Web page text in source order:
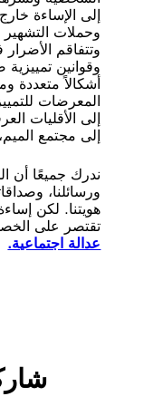
وفد من منظمة
استخدام برمجيات
وقّع أكثر من 100 ألف شخص حول العالم على العريضة.
ما هو
الوقف المؤقت
ويمكن أن يُنظر
التجسس
إلى الإساءة
وحملات التشهير
وتتفاقم
وقوانين تمييزية
أشكالاً متعددة
المعرضات
إلى الأقليات
إلى مجتمع
ندرك جميعًا أن
ورسائلنا،
هويتنا. لكن
تقتصر على
عدالة اجتماعية.